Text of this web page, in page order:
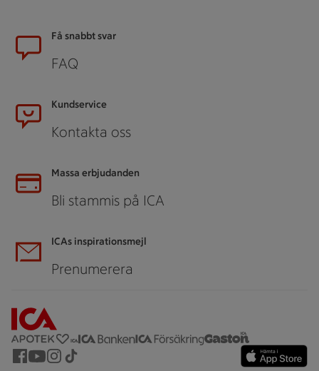
SidfotFå snabbt svar
FAQ
Kundservice
Kontakta oss
Massa erbjudanden
Bli stammis på ICA
ICAs inspirationsmejl
Prenumerera